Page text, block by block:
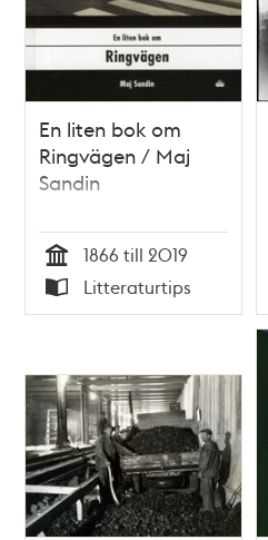
En liten bok om
Ringvägen / Maj
Sandin
Tid
1866 till 2019
Typ
Litteraturtips